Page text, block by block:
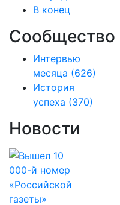
В конец
Сообщество
Интервью
месяца (626)
История
успеха (370)
Новости